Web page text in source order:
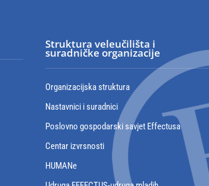
Struktura veleučilišta i
suradničke organizacije
Organizacijska struktura
Nastavnici i suradnici
Poslovno gospodarski savjet Effectusa
Centar izvrsnosti
HUMANe